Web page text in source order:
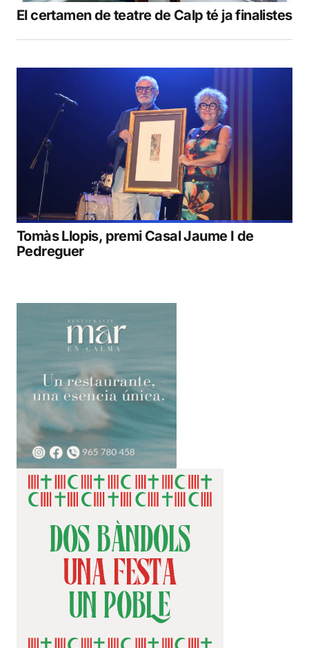
El certamen de teatre de Calp té ja finalistes
Tomàs Llopis, premi Casal Jaume I de
Pedreguer